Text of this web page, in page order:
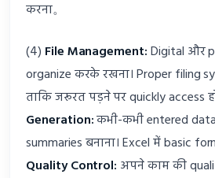
करना。
(4) File Management:Digital और
organize करके रखना। Proper filing
ताकि जरूरत पड़ने पर quickly access
Generation:कभी-कभी entered
summaries बनाना। Excel में basic
Quality Control: अपने काम की